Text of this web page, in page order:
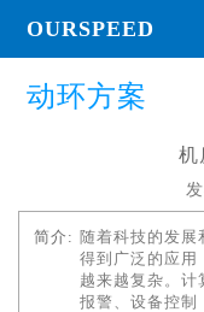
OURSPEED
动环方案
机
简介: 随着科技的发展
得到广泛的应用
越来越复杂。计
报警、设备控制